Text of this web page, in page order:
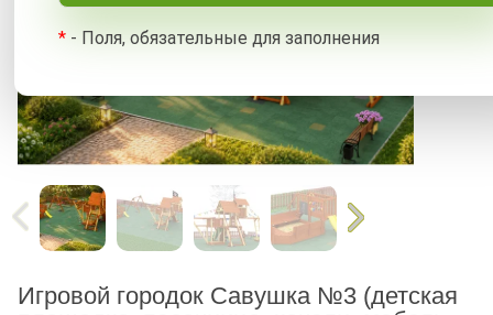
Игровой городок Савушка №3 (детская
* - Поля, обязательные для заполнения